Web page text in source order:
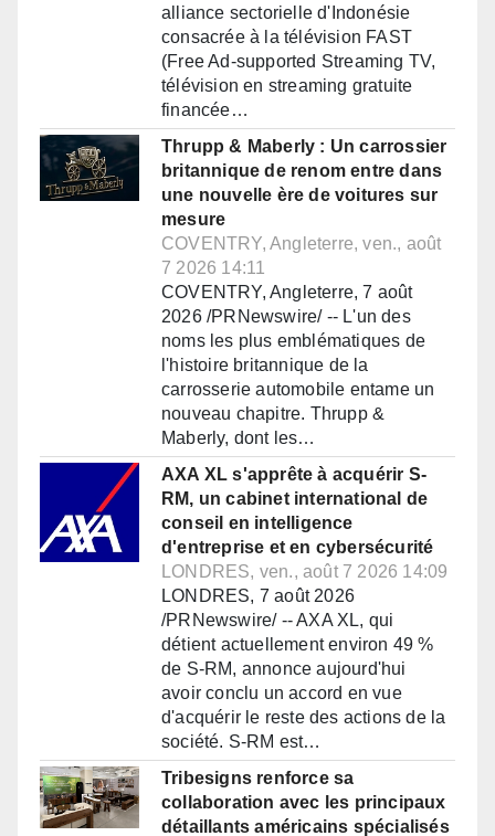
alliance sectorielle d'Indonésie
consacrée à la télévision FAST
(Free Ad-supported Streaming TV,
télévision en streaming gratuite
financée…
Thrupp & Maberly : Un carrossier
britannique de renom entre dans
une nouvelle ère de voitures sur
mesure
COVENTRY, Angleterre, ven., août
7 2026 14:11
COVENTRY, Angleterre, 7 août
2026 /PRNewswire/ -- L'un des
noms les plus emblématiques de
l'histoire britannique de la
carrosserie automobile entame un
nouveau chapitre. Thrupp &
Maberly, dont les…
AXA XL s'apprête à acquérir S-
RM, un cabinet international de
conseil en intelligence
d'entreprise et en cybersécurité
LONDRES, ven., août 7 2026 14:09
LONDRES, 7 août 2026
/PRNewswire/ -- AXA XL, qui
détient actuellement environ 49 %
de S-RM, annonce aujourd'hui
avoir conclu un accord en vue
d'acquérir le reste des actions de la
société. S-RM est…
Tribesigns renforce sa
collaboration avec les principaux
détaillants américains spécialisés